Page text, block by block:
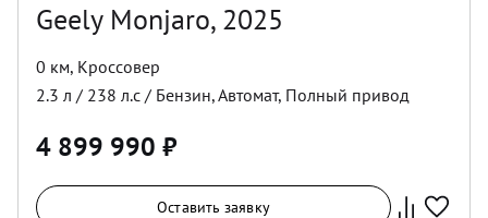
Geely Monjaro, 2025
0 км, Кроссовер
2.3 л / 238 л.с / Бензин,Автомат, Полный привод
4 899 990 ₽
Оставить заявку